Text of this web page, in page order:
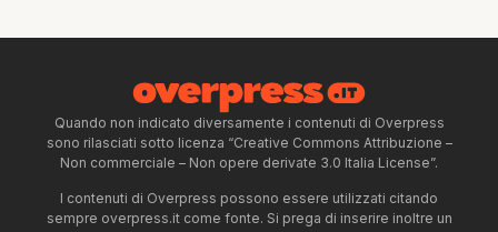
Quando non indicato diversamente i contenuti di Overpress
sono rilasciati sotto licenza “Creative Commons Attribuzione –
Non commerciale – Non opere derivate 3.0 Italia License”.
I contenuti di Overpress possono essere utilizzati citando
sempre overpress.it come fonte. Si prega di inserire inoltre un